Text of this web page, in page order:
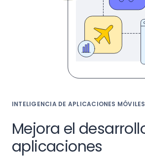
INTELIGENCIA DE APLICACIONES MÓVILES
Mejora el
aplicaciones